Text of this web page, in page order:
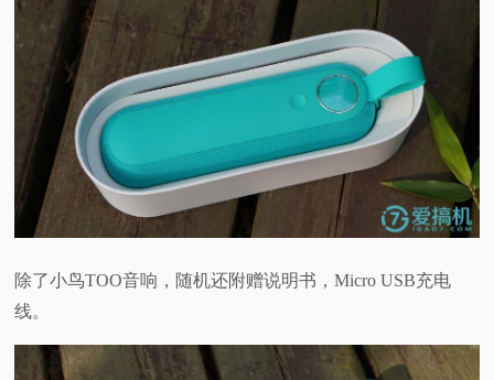
除了小鸟TOO音响，随机还附赠说明书，Micro USB充电
线。